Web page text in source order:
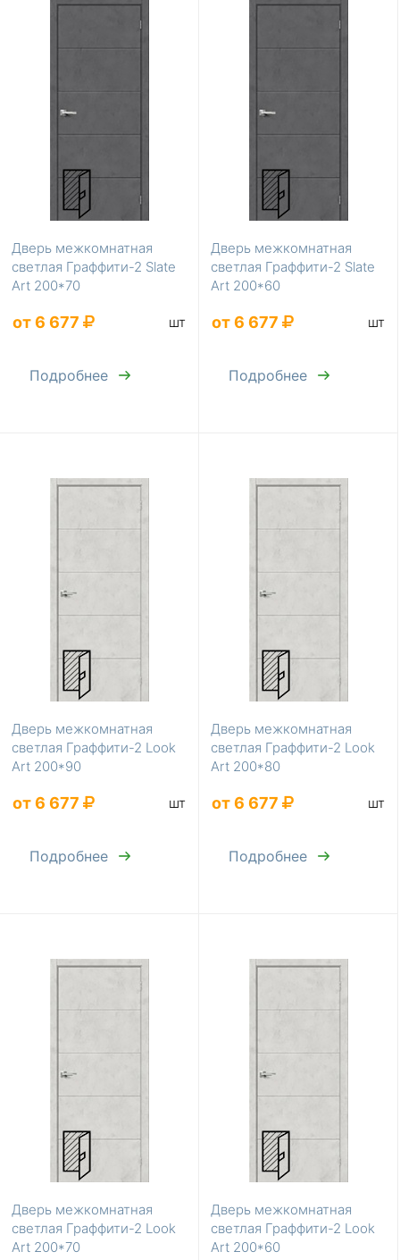
Дверь межкомнатная
светлая Граффити-2 Slate
Art 200*70
от 6 677 шт
Подробнее
Дверь межкомнатная
светлая Граффити-2 Slate
Art 200*60
от 6 677 шт
Подробнее
Дверь межкомнатная
светлая Граффити-2 Look
Art 200*90
от 6 677 шт
Подробнее
Дверь межкомнатная
светлая Граффити-2 Look
Art 200*80
от 6 677 шт
Подробнее
Дверь межкомнатная
светлая Граффити-2 Look
Art 200*70
Дверь межкомнатная
светлая Граффити-2 Look
Art 200*60